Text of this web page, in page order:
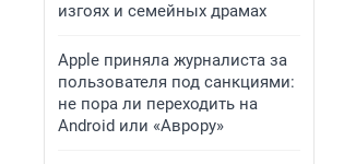
изгоях и семейных драмах
Apple приняла журналиста за
пользователя под санкциями:
не пора ли переходить на
Android или «Аврору»